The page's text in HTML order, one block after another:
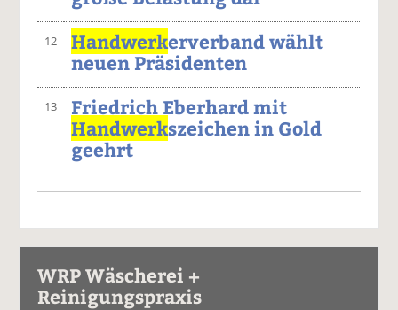
12 Handwerkerverband wählt
neuen Präsidenten
13
Friedrich Eberhard mit
Handwerkszeichen in Gold
geehrt
WRP Wäscherei +
Reinigungspraxis